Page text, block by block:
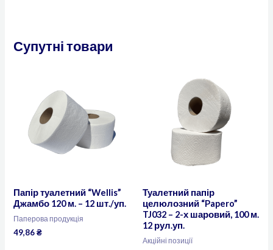
Супутні товари
Папір туалетний “Wellis”
Джамбо 120 м. – 12 шт./уп.
Паперова продукція
49,86₴
Туалетний папір
целюлозний “Papero”
TJ032 – 2-х шаровий, 100 м.
12 рул.уп.
Акційні позиції